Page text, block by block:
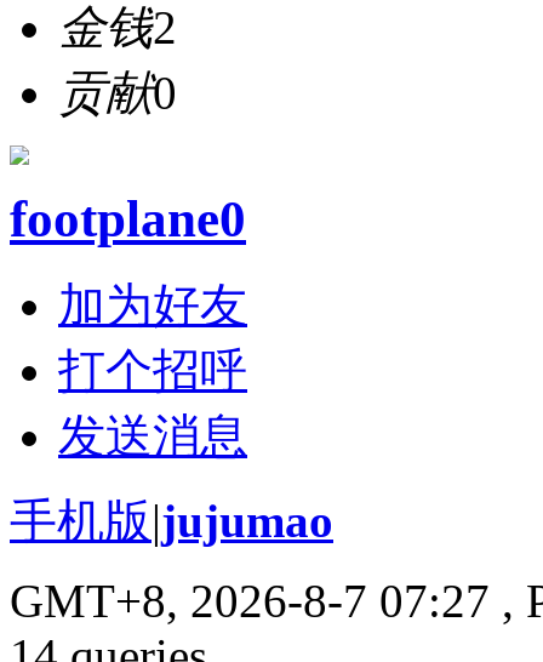
金钱2
贡献0
footplane0
加为好友
打个招呼
发送消息
手机版|jujumao
GMT+8, 2026-8-7 07:27 ,